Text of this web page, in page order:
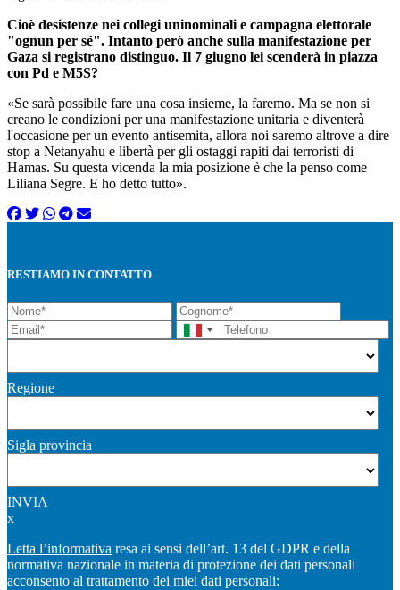
Cioè desistenze nei collegi uninominali e campagna elettorale
"ognun per sé". Intanto però anche sulla manifestazione per
Gaza si registrano distinguo. Il 7 giugno lei scenderà in piazza
con Pd e M5S?
«Se sarà possibile fare una cosa insieme, la faremo. Ma se non si
creano le condizioni per una manifestazione unitaria e diventerà
l'occasione per un evento antisemita, allora noi saremo altrove a dire
stop a Netanyahu e libertà per gli ostaggi rapiti dai terroristi di
Hamas. Su questa vicenda la mia posizione è che la penso come
Liliana Segre. E ho detto tutto».
RESTIAMO IN CONTATTO
Regione
Sigla provincia
INVIA
x
Letta l’informativa resa ai sensi dell’art. 13 del GDPR e della
normativa nazionale in materia di protezione dei dati personali
acconsento al trattamento dei miei dati personali: